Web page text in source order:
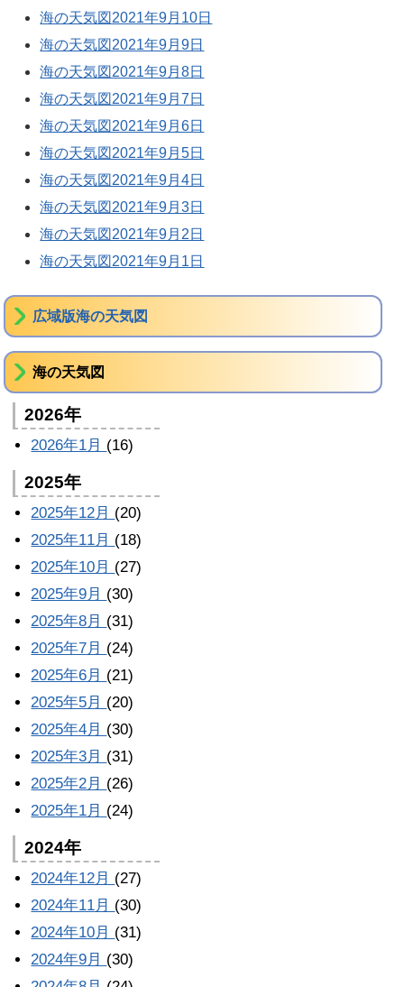
海の天気図2021年9月10日
海の天気図2021年9月9日
海の天気図2021年9月8日
海の天気図2021年9月7日
海の天気図2021年9月6日
海の天気図2021年9月5日
海の天気図2021年9月4日
海の天気図2021年9月3日
海の天気図2021年9月2日
海の天気図2021年9月1日
広域版海の天気図
海の天気図
2026年
2026年1月 (16)
2025年
2025年12月 (20)
2025年11月 (18)
2025年10月 (27)
2025年9月 (30)
2025年8月 (31)
2025年7月 (24)
2025年6月 (21)
2025年5月 (20)
2025年4月 (30)
2025年3月 (31)
2025年2月 (26)
2025年1月 (24)
2024年
2024年12月 (27)
2024年11月 (30)
2024年10月 (31)
2024年9月 (30)